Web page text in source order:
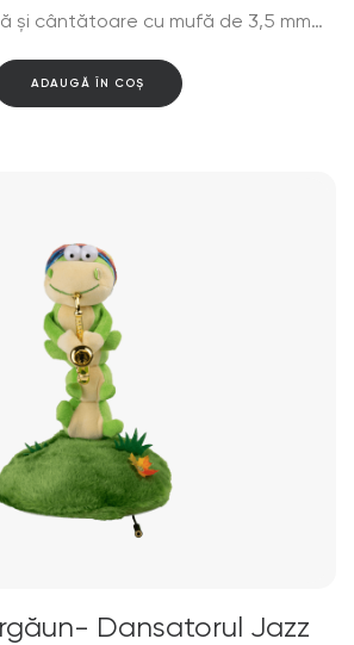
și cântătoare cu mufă de 3,5 mm…
ADAUGĂ ÎN COȘ
Dansatorul Jazz